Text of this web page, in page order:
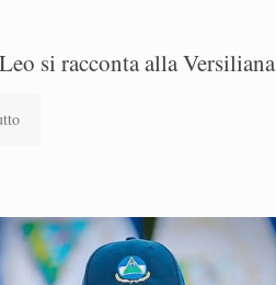
si racconta alla Versiliana